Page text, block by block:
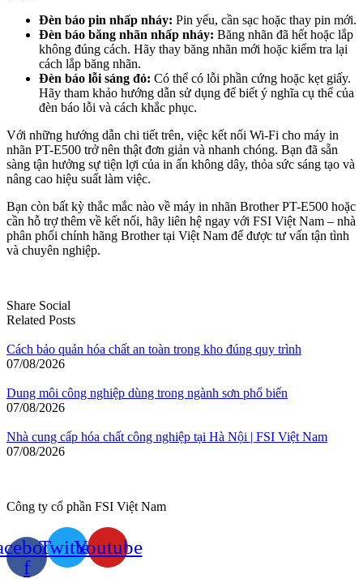
Đèn báo pin nhấp nháy: Pin yếu, cần sạc hoặc thay pin mới.
Đèn báo băng nhãn nhấp nháy: Băng nhãn đã hết hoặc lắp
không đúng cách. Hãy thay băng nhãn mới hoặc kiểm tra lại
cách lắp băng nhãn.
Đèn báo lỗi sáng đỏ: Có thể có lỗi phần cứng hoặc kẹt giấy.
Hãy tham khảo hướng dẫn sử dụng để biết ý nghĩa cụ thể của
đèn báo lỗi và cách khắc phục.
Với những hướng dẫn chi tiết trên, việc kết nối Wi-Fi cho máy in
nhãn PT-E500 trở nên thật đơn giản và nhanh chóng. Bạn đã sẵn
sàng tận hưởng sự tiện lợi của in ấn không dây, thỏa sức sáng tạo và
nâng cao hiệu suất làm việc.
Bạn còn bất kỳ thắc mắc nào về máy in nhãn Brother PT-E500 hoặc
cần hỗ trợ thêm về kết nối, hãy liên hệ ngay với FSI Việt Nam – nhà
phân phối chính hãng Brother tại Việt Nam để được tư vấn tận tình
và chuyên nghiệp.
Share Social
Related Posts
Cách bảo quản hóa chất an toàn trong kho đúng quy trình
07/08/2026
Dung môi công nghiệp dùng trong ngành sơn phổ biến
07/08/2026
Nhà cung cấp hóa chất công nghiệp tại Hà Nội | FSI Việt Nam
07/08/2026
Công ty cổ phần FSI Việt Nam
f
TwitterYoutube